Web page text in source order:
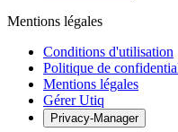
Mentions légales
Conditions d'utilisation
Politique de
Mentions légales
Gérer Utiq
Privacy-Manager